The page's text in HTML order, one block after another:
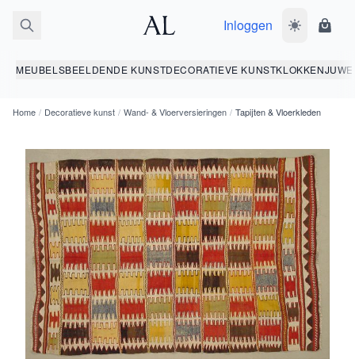
Inloggen Wissel
MEUBELSBEELDENDE KUNSTDECORATIEVE KUNSTKLOKKEN
Home / Decoratieve kunst / Wand- & Vloerversieringen / Tapijten & Vloerkleden